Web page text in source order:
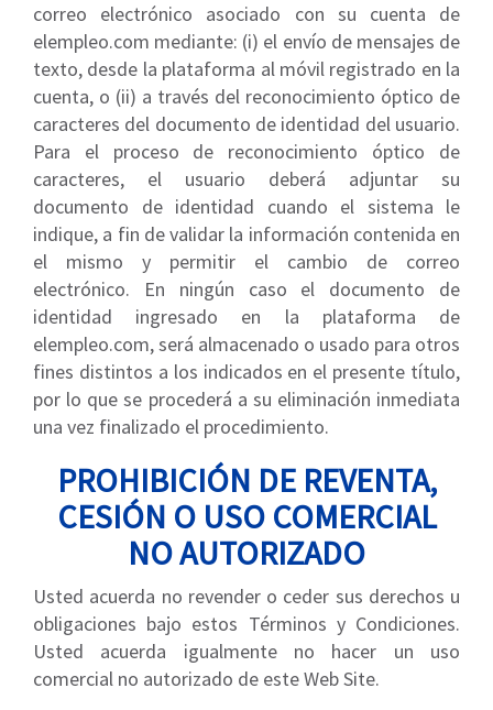
correo electrónico asociado con su cuenta de
elempleo.com mediante: (i) el envío de mensajes de
texto, desde la plataforma al móvil registrado en la
cuenta, o (ii) a través del reconocimiento óptico de
caracteres del documento de identidad del usuario.
Para el proceso de reconocimiento óptico de
caracteres, el usuario deberá adjuntar su
documento de identidad cuando el sistema le
indique, a fin de validar la información contenida en
el mismo y permitir el cambio de correo
electrónico. En ningún caso el documento de
identidad ingresado en la plataforma de
elempleo.com, será almacenado o usado para otros
fines distintos a los indicados en el presente título,
por lo que se procederá a su eliminación inmediata
una vez finalizado el procedimiento.
PROHIBICIÓN DE REVENTA,
CESIÓN O USO COMERCIAL
NO AUTORIZADO
Usted acuerda no revender o ceder sus derechos u
obligaciones bajo estos Términos y Condiciones.
Usted acuerda igualmente no hacer un uso
comercial no autorizado de este Web Site.